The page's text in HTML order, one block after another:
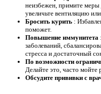
неизбежен, примите
увеличьте вентиляцию
Бросить курить :
поможет.
Повышение иммунитета
заболеваний,
стресса и достаточный
По возможности
Делайте это, часто мойте
Обсудите прививки с